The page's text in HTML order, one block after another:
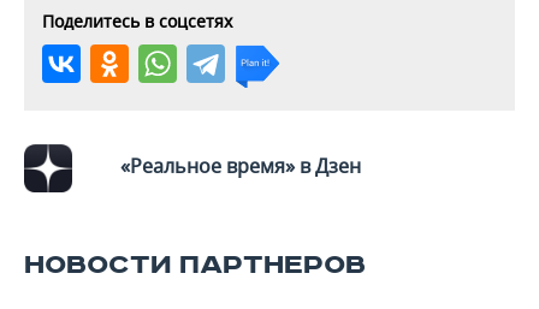
Поделитесь в соцсетях
«Реальное время» в Дзен
НОВОСТИ ПАРТНЕРОВ